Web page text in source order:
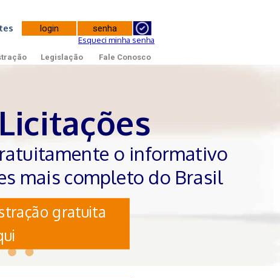
Esqueci minha senha
Legislação Fale Conosco
o informativo
mais completo do Brasil
gratuita